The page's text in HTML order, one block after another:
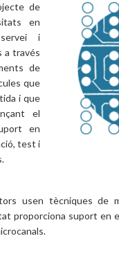
de
en
i
a través
de
que
i que
el
en
test i
usen tècniques de
proporciona suport en